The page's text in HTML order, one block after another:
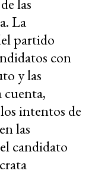
las
La
partido
con
y las
cuenta,
intentos de
las
candidato